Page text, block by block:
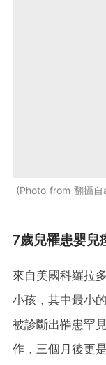
Photo from 翻攝
7歲兒罹患嬰兒
來自美國科羅拉
小孩，其中最小
被診斷出罹患罕
作，三個月後更